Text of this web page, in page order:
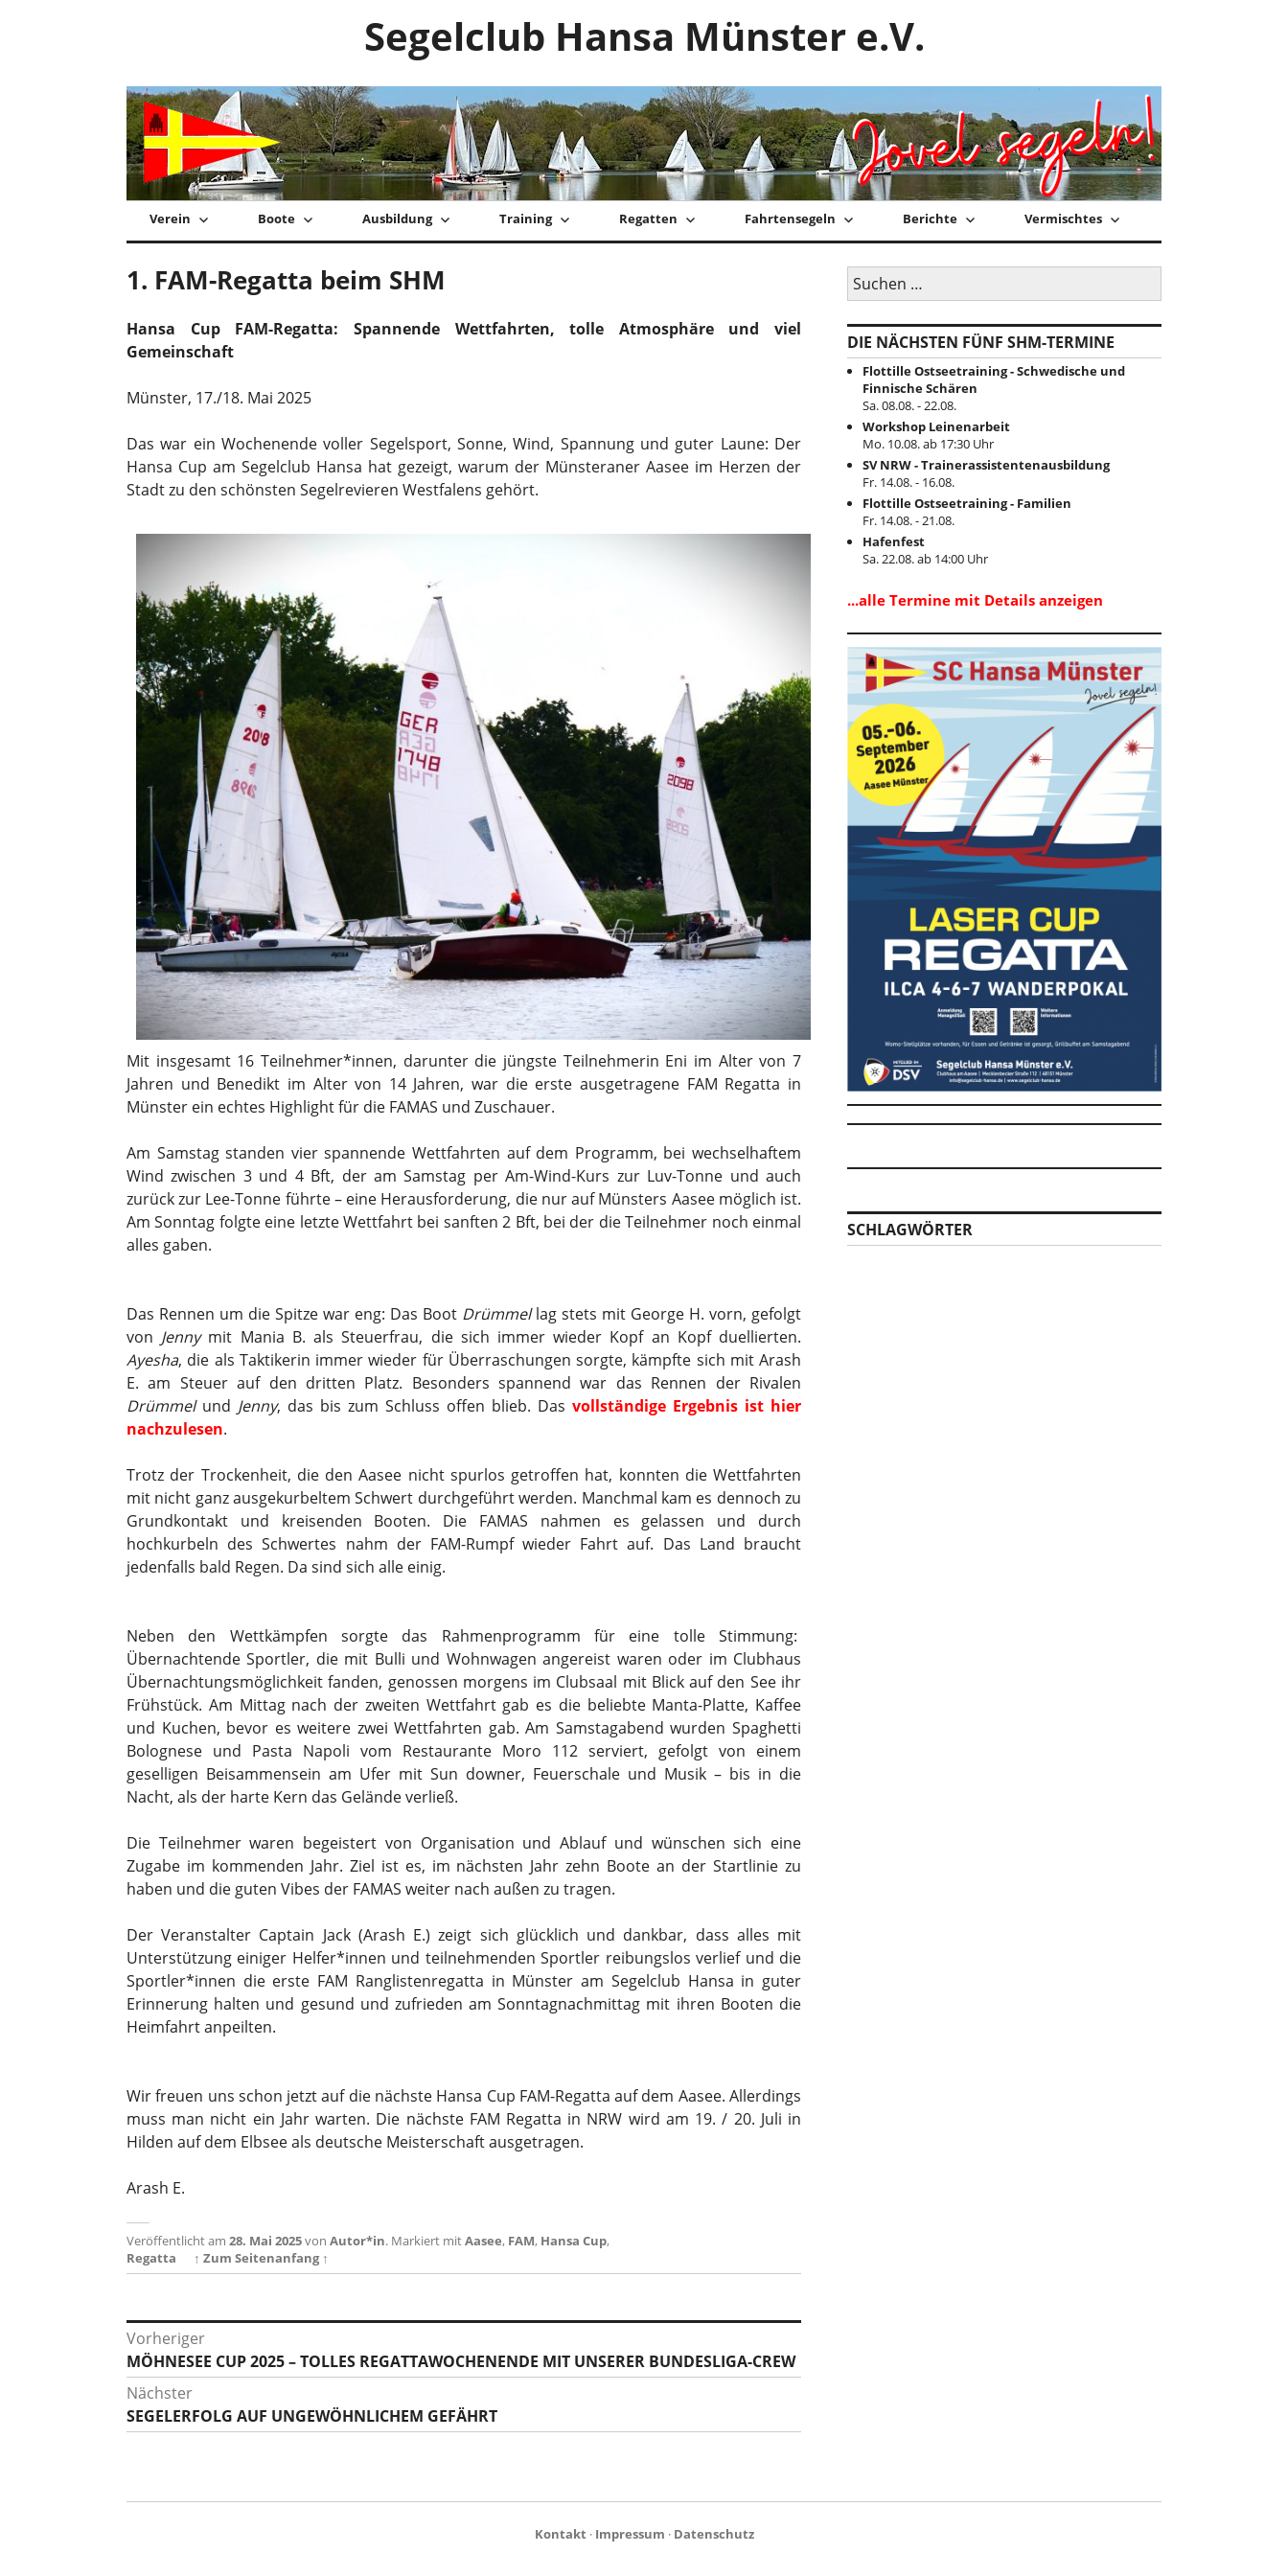
Segelclub Hansa Münster e.V.
Verein Boote Ausbildung Training Regatten Fahrtensegeln Berichte Vermischtes
1. FAM-Regatta beim SHM
Hansa Cup FAM-Regatta: Spannende Wettfahrten, tolle Atmosphäre und viel
Gemeinschaft
Münster, 17./18. Mai 2025
Das war ein Wochenende voller Segelsport, Sonne, Wind, Spannung und guter Laune: Der
Hansa Cup am Segelclub Hansa hat gezeigt, warum der Münsteraner Aasee im Herzen der
Stadt zu den schönsten Segelrevieren Westfalens gehört.
Mit insgesamt 16 Teilnehmer*innen, darunter die jüngste Teilnehmerin Eni im Alter von 7
Jahren und Benedikt im Alter von 14 Jahren, war die erste ausgetragene FAM Regatta in
Münster ein echtes Highlight für die FAMAS und Zuschauer.
Am Samstag standen vier spannende Wettfahrten auf dem Programm, bei wechselhaftem
Wind zwischen 3 und 4 Bft, der am Samstag per Am-Wind-Kurs zur Luv-Tonne und auch
zurück zur Lee-Tonne führte – eine Herausforderung, die nur auf Münsters Aasee möglich ist.
Am Sonntag folgte eine letzte Wettfahrt bei sanften 2 Bft, bei der die Teilnehmer noch einmal
alles gaben.
Das Rennen um die Spitze war eng: Das Boot Drümmellag stets mit George H. vorn, gefolgt
von Jenny mit Mania B. als Steuerfrau, die sich immer wieder Kopf an Kopf duellierten.
Ayesha, die als Taktikerin immer wieder für Überraschungen sorgte, kämpfte sich mit Arash
E. am Steuer auf den dritten Platz. Besonders spannend war das Rennen der Rivalen
Drümmel und Jenny, das bis zum Schluss offen blieb. Das vollständige Ergebnis ist hier
nachzulesen.
Trotz der Trockenheit, die den Aasee nicht spurlos getroffen hat, konnten die Wettfahrten
mit nicht ganz ausgekurbeltem Schwert durchgeführt werden. Manchmal kam es dennoch zu
Grundkontakt und kreisenden Booten. Die FAMAS nahmen es gelassen und durch
hochkurbeln des Schwertes nahm der FAM-Rumpf wieder Fahrt auf. Das Land braucht
jedenfalls bald Regen. Da sind sich alle einig.
Neben den Wettkämpfen sorgte das Rahmenprogramm für eine tolle Stimmung:
Übernachtende Sportler, die mit Bulli und Wohnwagen angereist waren oder im Clubhaus
Übernachtungsmöglichkeit fanden, genossen morgens im Clubsaal mit Blick auf den See ihr
Frühstück. Am Mittag nach der zweiten Wettfahrt gab es die beliebte Manta-Platte, Kaffee
und Kuchen, bevor es weitere zwei Wettfahrten gab. Am Samstagabend wurden Spaghetti
Bolognese und Pasta Napoli vom Restaurante Moro 112 serviert, gefolgt von einem
geselligen Beisammensein am Ufer mit Sun downer, Feuerschale und Musik – bis in die
Nacht, als der harte Kern das Gelände verließ.
Die Teilnehmer waren begeistert von Organisation und Ablauf und wünschen sich eine
Zugabe im kommenden Jahr. Ziel ist es, im nächsten Jahr zehn Boote an der Startlinie zu
haben und die guten Vibes der FAMAS weiter nach außen zu tragen.
Der Veranstalter Captain Jack (Arash E.) zeigt sich glücklich und dankbar, dass alles mit
Unterstützung einiger Helfer*innen und teilnehmenden Sportler reibungslos verlief und die
Sportler*innen die erste FAM Ranglistenregatta in Münster am Segelclub Hansa in guter
Erinnerung halten und gesund und zufrieden am Sonntagnachmittag mit ihren Booten die
Heimfahrt anpeilten.
Wir freuen uns schon jetzt auf die nächste Hansa Cup FAM-Regatta auf dem Aasee. Allerdings
muss man nicht ein Jahr warten. Die nächste FAM Regatta in NRW wird am 19. / 20. Juli in
Hilden auf dem Elbsee als deutsche Meisterschaft ausgetragen.
Arash E.
Veröffentlicht am 28. Mai 2025von Autor*in. Markiert mitAasee, FAM, Hansa Cup,
Regatta
↑ Zum Seitenanfang ↑
Beitragsnavigation
Vorheriger
Vorheriger
Beitrag:
MÖHNESEE CUP 2025 – TOLLES REGATTAWOCHENENDE MIT UNSERER BUNDESLIGA-CREW
Nächster
Nächster
Beitrag:
SEGELERFOLG AUF UNGEWÖHNLICHEM GEFÄHRT
Suchen
nach:
DIE NÄCHSTEN FÜNF SHM-TERMINE
Flottille Ostseetraining - Schwedische und
Finnische Schären
Sa. 08.08. - 22.08.
Workshop Leinenarbeit
Mo. 10.08. ab 17:30 Uhr
SV NRW - Trainerassistentenausbildung
Fr. 14.08. - 16.08.
Flottille Ostseetraining - Familien
Fr. 14.08. - 21.08.
Hafenfest
Sa. 22.08. ab 14:00 Uhr
...alle Termine mit Details anzeigen
SCHLAGWÖRTER
Kontakt · Impressum · Datenschutz